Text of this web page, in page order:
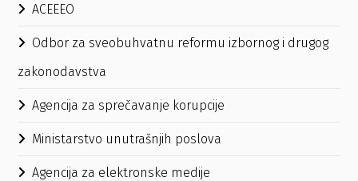
ACEEEO
Odbor za sveobuhvatnu reformu izbornog i drugog
zakonodavstva
Agencija za sprečavanje korupcije
Ministarstvo unutrašnjih poslova
Agencija za elektronske medije